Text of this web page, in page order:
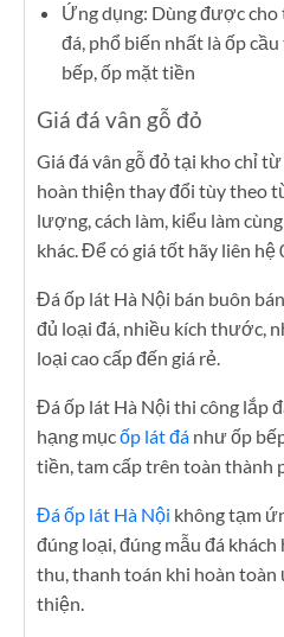
Ứng dụng: Dùng được cho
đá, phổ biến nhất là ốp
bếp, ốp mặt tiền
Giá đá vân gỗ đỏ
Giá đá vân gỗ đỏ tại kho chỉ
hoàn thiện thay đổi tùy theo
lượng, cách làm, kiểu làm
khác. Để có giá tốt hãy liên hệ
Đá ốp lát Hà Nội bán buôn
đủ loại đá, nhiều kích thước,
loại cao cấp đến giá rẻ.
Đá ốp lát Hà Nội thi công lắp
hạng mụcốp lát đá như ốp
tiền, tam cấp trên toàn thành
Đá ốp lát Hà Nội không tạm
đúng loại, đúng mẫu đá
thu, thanh toán khi hoàn toàn
thiện.